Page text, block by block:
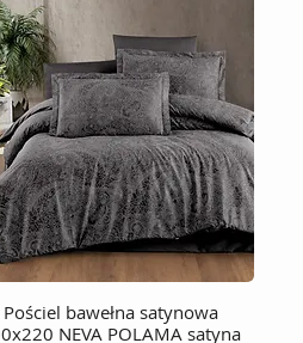
Podgląd
Pościel bawełna satynowa
NEVA POLAMA satyna